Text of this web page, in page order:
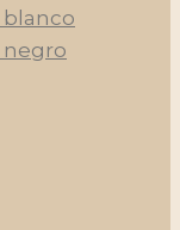
blanco
negro